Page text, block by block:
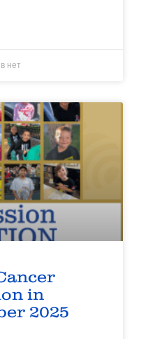
нет
in
2025